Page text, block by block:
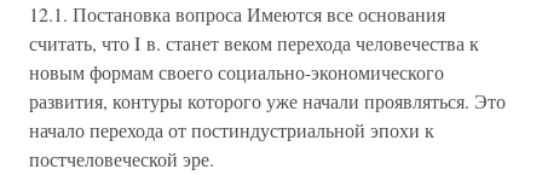
12.1. Постановка вопроса Имеются все основания
считать, что I в. станет веком перехода человечества к
новым формам своего социально-экономического
развития, контуры которого уже начали проявляться. Это
начало перехода от постиндустриальной эпохи к
постчеловеческой эре.